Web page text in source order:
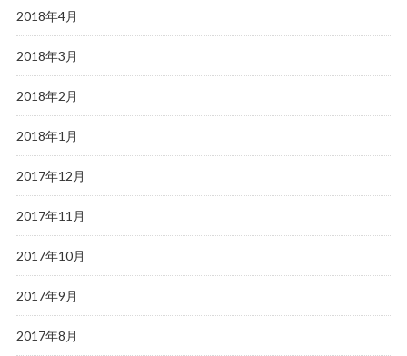
2018年4月
2018年3月
2018年2月
2018年1月
2017年12月
2017年11月
2017年10月
2017年9月
2017年8月